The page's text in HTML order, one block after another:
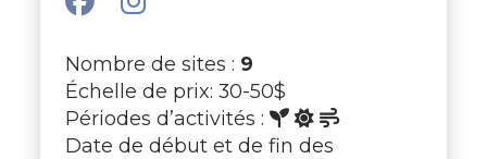
Nombre de sites : 9
Échelle de prix: 30-50$
Périodes d’activités :
Date de début et de fin des